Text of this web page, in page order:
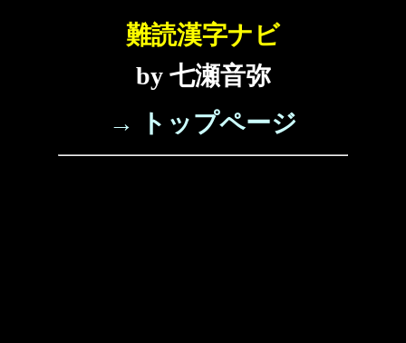
難読漢字ナビ
by 七瀬音弥
→ トップページ